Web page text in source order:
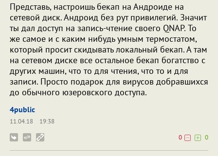
Представь, настроишь бекап на Андроиде на
сетевой диск. Андроид без рут привилегий. Значит
ты дал доступ на запись-чтение своего QNAP. То
же самое и с каким нибудь умным термостатом,
который просит скидывать локальный бекап. А там
на сетевом диске все остальное бекап богатство с
других машин, что то для чтения, что то и для
записи. Просто подарок для вирусов добравшихся
до обычного юзеровского доступа.
4public
11.04.18
19:38
0
0